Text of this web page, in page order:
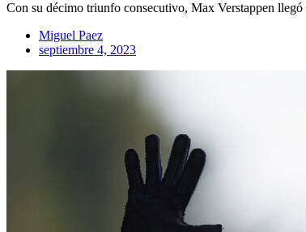
Con su décimo triunfo consecutivo, Max Verstappen
Miguel Paez
septiembre 4, 2023